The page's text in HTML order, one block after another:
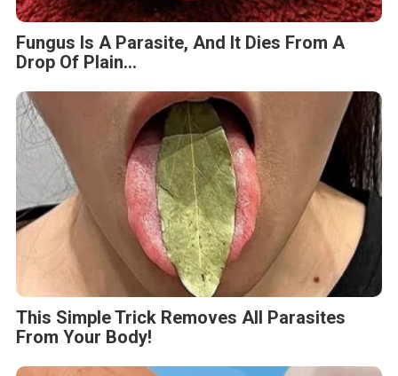
Fungus Is A Parasite, And It Dies From A
Drop Of Plain...
This Simple Trick Removes All Parasites
From Your Body!